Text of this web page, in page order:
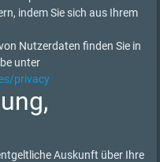
indem Sie sich aus Ihrem
Nutzerdaten finden Sie in
unter
privacy
Auskunft über Ihre